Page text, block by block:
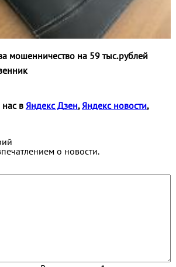
мошенничество на 59 тыс.рублей
в Яндекс Дзен, Яндекс новости,
о новости.